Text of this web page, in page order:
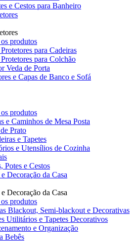
e Cestos para Banheiro
produtos
para Cadeiras
para Colchão
Veda de Porta
e Capas de Banco e Sofá
produtos
e Caminhos de Mesa Posta
Prato
e Tapetes
e Utensílios de Cozinha
Potes e Cestos
Decoração da Casa
Decoração da Casa
produtos
Blackout, Semi-blackout e Decorativas
Utilitários e Tapetes Decorativos
e Organização
Bebês